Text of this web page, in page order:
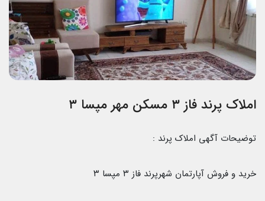
املاک پرند فاز ۳ مسکن مهر مپسا ۳
توضیحات آگهی املاک پرند :
خرید و فروش آپارتمان شهرپرند فاز ۳ مپسا ۳